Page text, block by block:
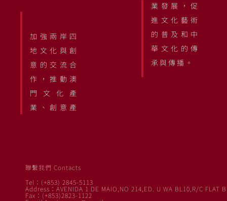
加強兩岸四
地文化與創
意的交流合
作，推動澳
門文化產
業、創意產
業發展，促
進文化藝術
的普及和中
華文化的傳
承與傳播。
聯繫我們 Contacts
Tel：(+853) 2845-5113
Address：AVENIDA 1 DE MAIO,NO 214,ED. U WA BL10,R/C FLAT B
Fax：(+853)2823-1122